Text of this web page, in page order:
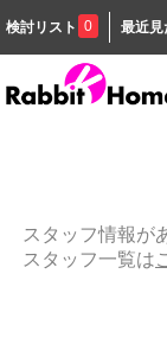
検討リスト 0 最近見
スタッフ情報が
スタッフ一覧は